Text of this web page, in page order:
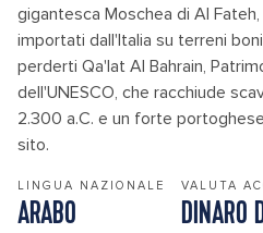
gigantesca Moschea di Al
importati dall'Italia su terreni
perderti Qa'lat Al Bahrain,
dell'UNESCO, che racchiude
2.300 a.C. e un forte
sito.
LINGUA NAZIONALE
ARABO
VALUTA
DINARO